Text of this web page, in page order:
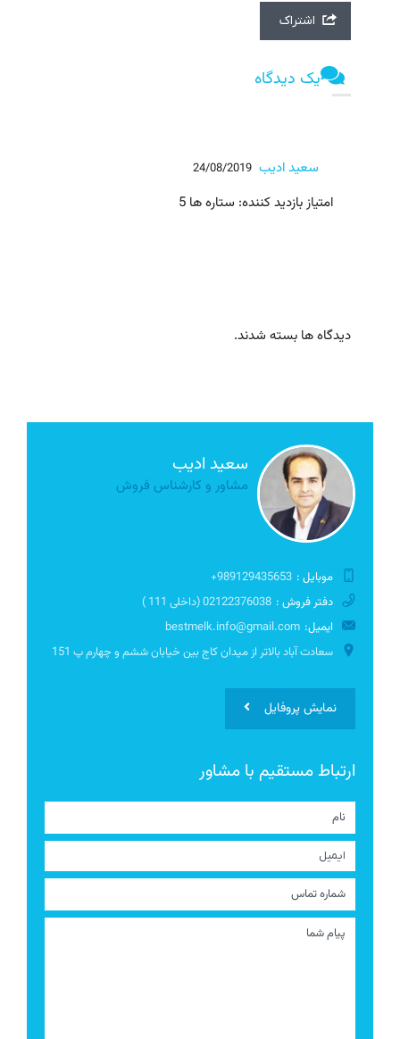
اشتراک
یک دیدگاه
سعید ادیب 24/08/2019
امتیاز بازدید کننده: ستاره ها 5
دیدگاه ها بسته شدند.
سعید ادیب
مشاور و کارشناس فروش
موبایل : 989129435653+
دفتر فروش : 02122376038 (داخلی 111 )
ایمیل: bestmelk.info@gmail.com
سعادت آباد بالاتر از میدان کاج بین خیابان ششم و چهارم پ 151
نمایش پروفایل
ارتباط مستقیم با مشاور